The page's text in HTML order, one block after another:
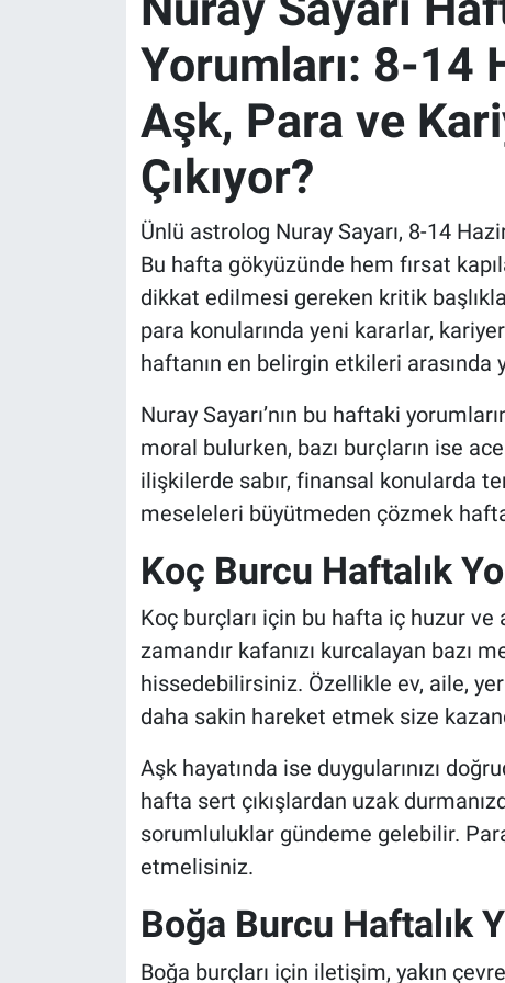
Yorumları: 8-14
Aşk, Para ve
Çıkıyor?
Ünlü astrolog Nuray Sayarı, 8-14
Bu hafta gökyüzünde hem fırsat
dikkat edilmesi gereken kritik
para konularında yeni kararlar,
haftanın en belirgin etkileri arasında
Nuray Sayarı’nın bu haftaki
moral bulurken, bazı burçların ise
ilişkilerde sabır, finansal konularda
meseleleri büyütmeden çözmek
Koç Burcu Haftalık
Koç burçları için bu hafta iç huzur ve
zamandır kafanızı kurcalayan bazı
hissedebilirsiniz. Özellikle ev, aile,
daha sakin hareket etmek size
Aşk hayatında ise duygularınızı
hafta sert çıkışlardan uzak
sorumluluklar gündeme gelebilir.
etmelisiniz.
Boğa Burcu Haftalık
Boğa burçları için iletişim, yakın